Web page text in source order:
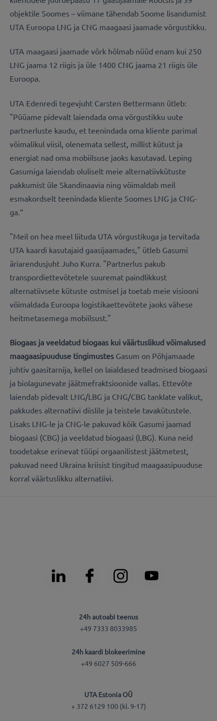
objektile Soomes – viimane tähendab Soome lisandumist
UTA Euroopa LNG ja CNG maagaasi jaamade võrgustikku.
UTA maagaasi jaamade võrk hõlmab nüüd enam kui 250
LNG jaama 12 riigis ja üle 1400 CNG jaama 21 riigis üle
Euroopa.
UTA Edenredi tegevjuht Carsten Bettermann ütleb:
"Püüame pidevalt laiendada oma võrgustikku uute
partnerluste kaudu, et teenindada oma kliente parimal
võimalikul viisil, olenemata sellest, millist kütust ja
energiat nad oma mobiilsuse jaoks kasutavad. Leping
Gasumiga laiendab oluliselt meie alternatiivkütuste
pakkumist üle Skandinaavia ning võimaldab meil
esmakordselt teenindada kliente Soomes LNG ja CNG-
ga.“
"Meil on hea meel liituda UTA võrgustikuga ja tervitada
UTA kaardi kasutajaid gaasijaamades," ütleb Gasumi
äriarendusjuht Juho Kurra. "Partnerlus pakub
transpordiettevõtetele suuremat paindlikkust
alternatiivsete kütuste ostmisel ja toetab meie visiooni
võimaldada Euroopa logistikaettevõtete jaoks vähese
heitmetasemega mobiilsust."
Biogaas ja veeldatud biogaas kui väärtuslikud võimalused
maagaasipuuduse tingimustes Gasum on Põhjamaade
juhtiv gaasitarnija, kellel on laialdased teadmised biogaasi
ja biolagunevate jäätmefraktsioonide vallas. Ettevõte
laiendab pidevalt LNG/LBG ja CNG/CBG tanklate valikut,
pakkudes alternatiivi diislile ja teistele tavakütustele.
Lisaks LNG-le ja CNG-le pakuvad kõik Gasumi jaamad
biogaasi (CBG) ja veeldatud biogaasi (LBG). Kuna neid
toodetakse erinevat tüüpi orgaanilistest jäätmetest,
pakuvad need Ukraina kriisist tingitud maagaasipuuduse
korral väärtuslikku alternatiivi.
24h autoabi teenus
+49 7333 8033985
24h kaardi blokeerimine
+49 6027 509-666
UTA Estonia OÜ
+ 372 6129 100 (kl. 9-17)